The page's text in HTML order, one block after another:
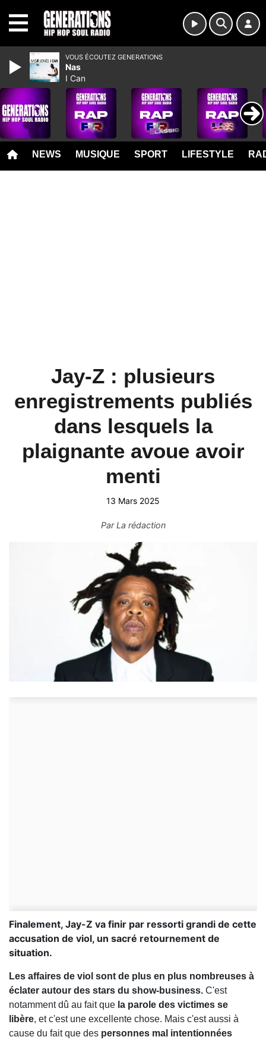
NEWS MUSIQUE SPORT LIFESTYLE
Jay-Z : plusieurs
enregistrements publiés
dans lesquels la
plaignante avoue avoir
menti
13 Mars 2025
ParLa rédaction
Finalement, Jay-Z va finir par ressorti grandi de cette
accusation de viol, un sacré retournement de
situation.
Les affaires de viol sont de plus en plus nombreuses à
éclater autour des stars du show-business. C'est
notamment dû au fait que la parole des victimes se
libère, et c'est une excellente chose. Mais c'est aussi à
cause du fait que des personnes mal intentionnées
VOUS ÉCOUTEZ GENERATIONS
Nas
I Can